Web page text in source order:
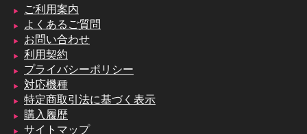
ご利用案内
よくあるご質問
お問い合わせ
利用契約
プライバシーポリシー
対応機種
特定商取引法に基づく表示
購入履歴
サイトマップ